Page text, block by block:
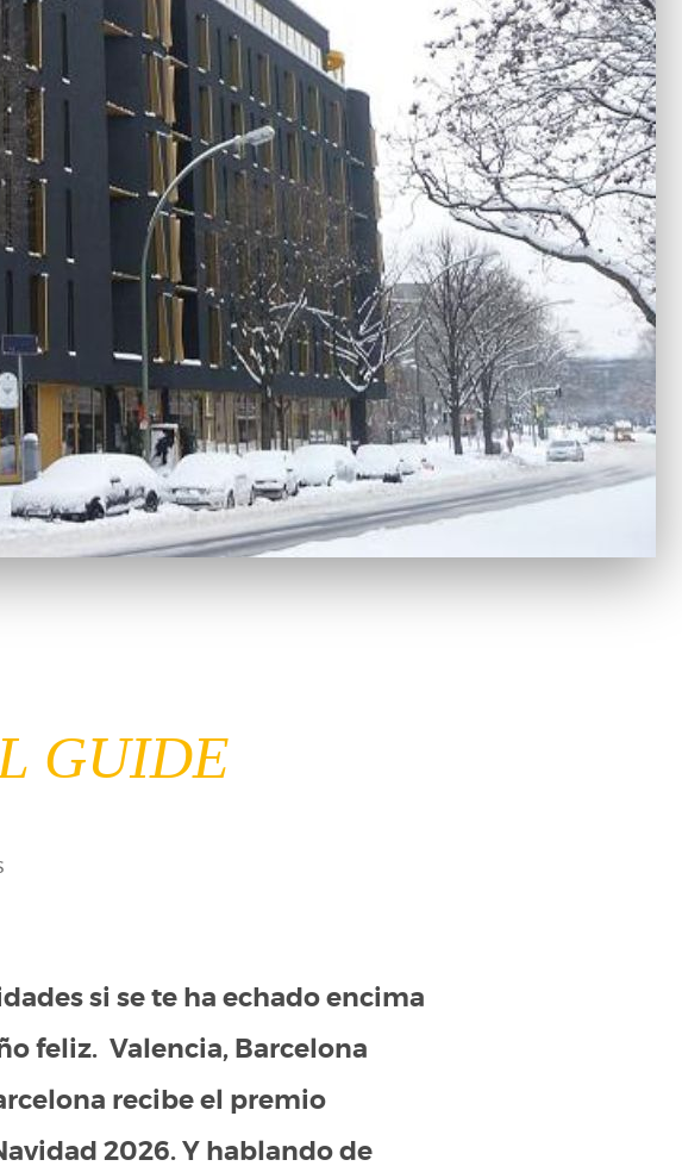
GUIDE
si se te ha echado encima
feliz. Valencia, Barcelona
recibe el premio
2026. Y hablando de